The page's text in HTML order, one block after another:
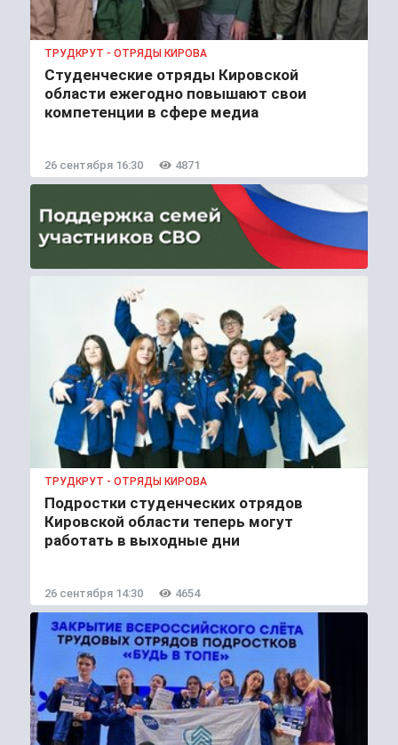
ТРУДКРУТ - ОТРЯДЫ КИРОВА
Студенческие отряды Кировской
области ежегодно повышают свои
компетенции в сфере медиа
26 сентября 16:30 4871
ТРУДКРУТ - ОТРЯДЫ КИРОВА
Подростки студенческих отрядов
Кировской области теперь могут
работать в выходные дни
26 сентября 14:30 4654